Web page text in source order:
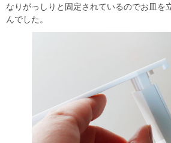
なりがっしりと固定されているのでお皿を
んでした。